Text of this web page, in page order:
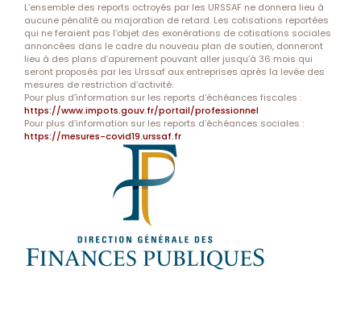
L’ensemble des reports octroyés par les URSSAF ne donnera lieu à
aucune pénalité ou majoration de retard. Les cotisations reportées
qui ne feraient pas l’objet des exonérations de cotisations sociales
annoncées dans le cadre du nouveau plan de soutien, donneront
lieu à des plans d’apurement pouvant aller jusqu’à 36 mois qui
seront proposés par les Urssaf aux entreprises après la levée des
mesures de restriction d’activité.
Pour plus d’information sur les reports d’échéances fiscales :
https://www.impots.gouv.fr/portail/professionnel
Pour plus d’information sur les reports d’échéances sociales :
https://mesures-covid19.urssaf.fr